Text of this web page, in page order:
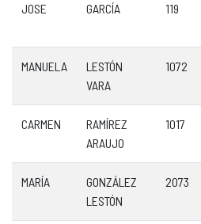
JOSE GARCÍA 119
MANUELA
LESTÓN
VARA
1072
CARMEN
RAMÍREZ
ARAUJO
1017
MARÍA
GONZÁLEZ
LESTÓN
2073